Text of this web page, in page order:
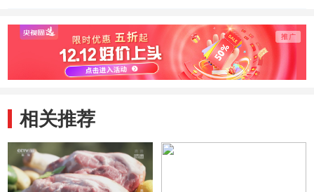
腐
桃的
清香
相关推荐